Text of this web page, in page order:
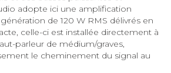
adopte ici une amplification
de 120 W RMS délivrés en
celle-ci est installée directement à
parleur de médium/graves,
le cheminement du signal au